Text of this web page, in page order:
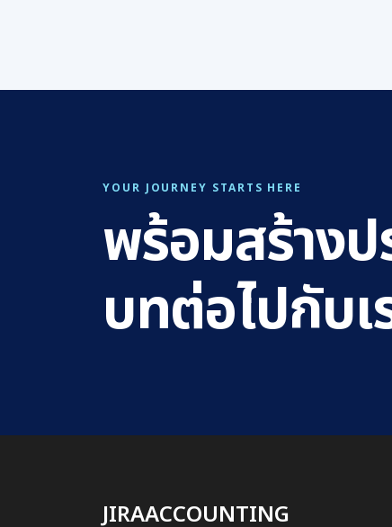
YOUR JOURNEY STARTS HERE
พร้อมสร้าง
บทต่อไปกับเ
JIRAACCOUNTING